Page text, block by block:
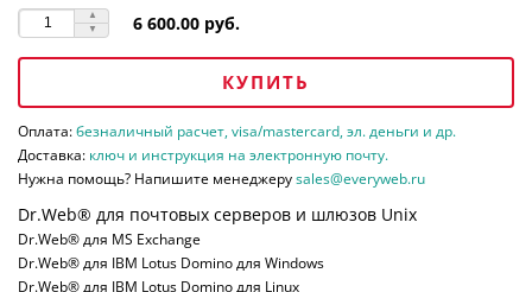
6 600.00 руб.
КУПИТЬ
Оплата:безналичный расчет, visa/mastercard, эл. деньги и др.
Доставка: ключ и инструкция на электронную почту.
Нужна помощь? Напишите менеджеруsales@everyweb.ru
Dr.Web® для почтовых серверов и шлюзов Unix
Dr.Web® для MS Exchange
Dr.Web® для IBM Lotus Domino для Windows
Dr.Web® для IBM Lotus Domino для Linux